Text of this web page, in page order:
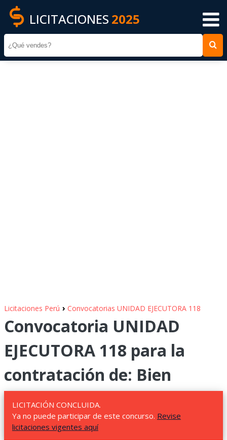
LICITACIONES 2025
Licitaciones Perú › Convocatorias UNIDAD EJECUTORA 118
Convocatoria UNIDAD
EJECUTORA 118 para la
contratación de: Bien
LICITACIÓN CONCLUIDA.
Ya no puede participar de este concurso. Revise
licitaciones vigentes aquí